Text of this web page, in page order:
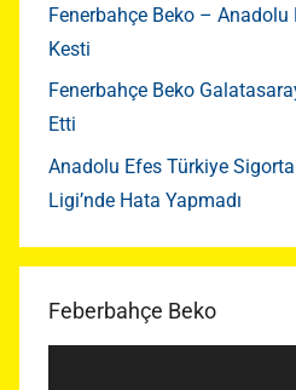
Fenerbahçe Beko – Anadolu
Kesti
Fenerbahçe Beko
Etti
Anadolu Efes Türkiye
Ligi’nde Hata Yapmadı
Feberbahçe Beko